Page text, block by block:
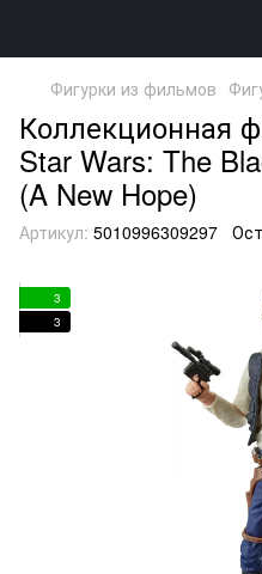
Фигурки из фильмов
Коллекционная
Star Wars: The
(A New Hope)
Артикул: 5010996309297
3
3